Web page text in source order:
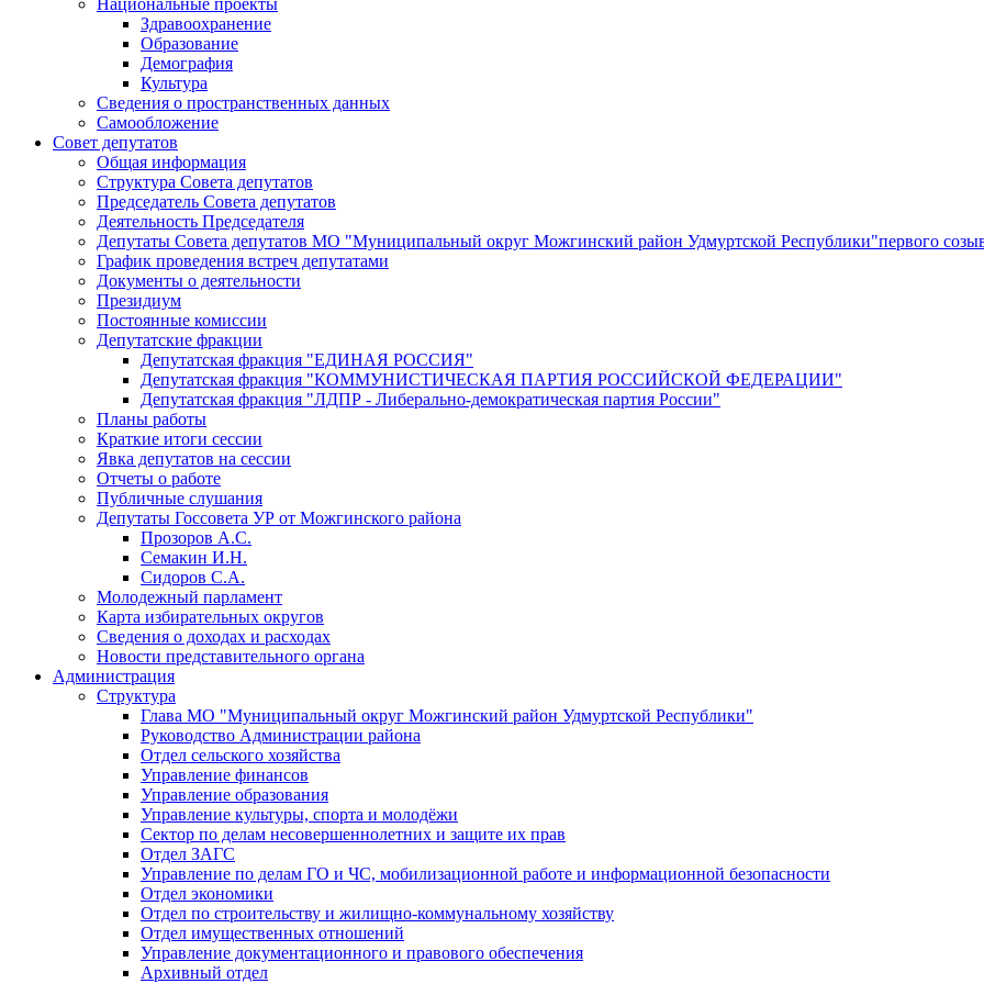
Здравоохранение
Образование
Демография
Культура
Сведения о пространственных данных
Самообложение
Совет депутатов
Общая информация
Структура Совета депутатов
Председатель Совета депутатов
Деятельность Председателя
Депутаты Совета депутатов МО "Муниципальный округ Можгинский район Удмуртской Республики"первого
График проведения встреч депутатами
Документы о деятельности
Президиум
Постоянные комиссии
Депутатские фракции
Депутатская фракция "ЕДИНАЯ РОССИЯ"
Депутатская фракция "КОММУНИСТИЧЕСКАЯ ПАРТИЯ РОССИЙСКОЙ ФЕДЕРАЦИИ"
Депутатская фракция "ЛДПР - Либерально-демократическая партия России"
Планы работы
Краткие итоги сессии
Явка депутатов на сессии
Отчеты о работе
Публичные слушания
Депутаты Госсовета УР от Можгинского района
Прозоров А.С.
Семакин И.Н.
Сидоров С.А.
Молодежный парламент
Карта избирательных округов
Сведения о доходах и расходах
Новости представительного органа
Администрация
Структура
Глава МО "Муниципальный округ Можгинский район Удмуртской Республики"
Руководство Администрации района
Отдел сельского хозяйства
Управление финансов
Управление образования
Управление культуры, спорта и молодёжи
Сектор по делам несовершеннолетних и защите их прав
Отдел ЗАГС
Управление по делам ГО и ЧС, мобилизационной работе и информационной безопасности
Отдел экономики
Отдел по строительству и жилищно-коммунальному хозяйству
Отдел имущественных отношений
Управление документационного и правового обеспечения
Архивный отдел